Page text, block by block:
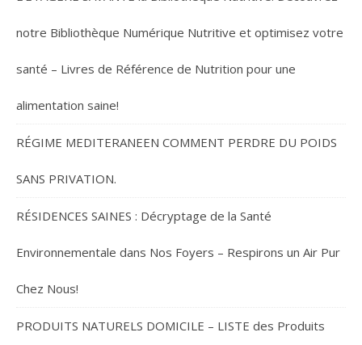
notre Bibliothèque Numérique Nutritive et optimisez votre
santé – Livres de Référence de Nutrition pour une
alimentation saine!
RÉGIME MEDITERANEEN COMMENT PERDRE DU POIDS
SANS PRIVATION.
RÉSIDENCES SAINES : Décryptage de la Santé
Environnementale dans Nos Foyers – Respirons un Air Pur
Chez Nous!
PRODUITS NATURELS DOMICILE – LISTE des Produits